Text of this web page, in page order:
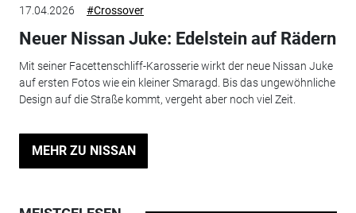
17.04.2026 #Crossover
Neuer Nissan Juke: Edelstein auf Rädern
Mit seiner Facettenschliff-Karosserie wirkt der neue Nissan Juke
auf ersten Fotos wie ein kleiner Smaragd. Bis das ungewöhnliche
Design auf die Straße kommt, vergeht aber noch viel Zeit.
MEHR ZU NISSAN